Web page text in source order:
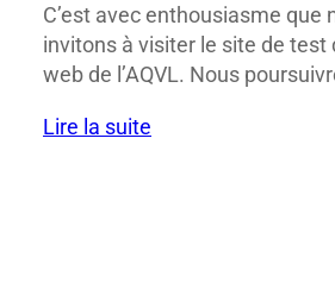
C’est avec enthousiasme que
invitons à visiter le site de test
web de l’AQVL. Nous
Lire la suite